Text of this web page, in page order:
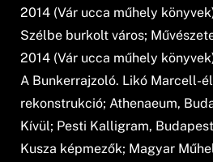
2014 (Vár ucca műhely
Szélbe burkolt város;
2014 (Vár ucca műhely
A Bunkerrajzoló. Likó Marcell-
rekonstrukció; Athenaeum,
Kívül; Pesti Kalligram,
Kusza képmezők; Magyar